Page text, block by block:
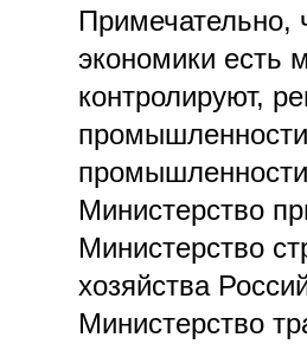
Примечательно,
экономики есть
контролируют,
Министерство
Министерство
хозяйства
Министерство